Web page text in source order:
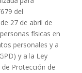
del
27 de abril de
físicas en
personales y a
y a la Ley
Protección de